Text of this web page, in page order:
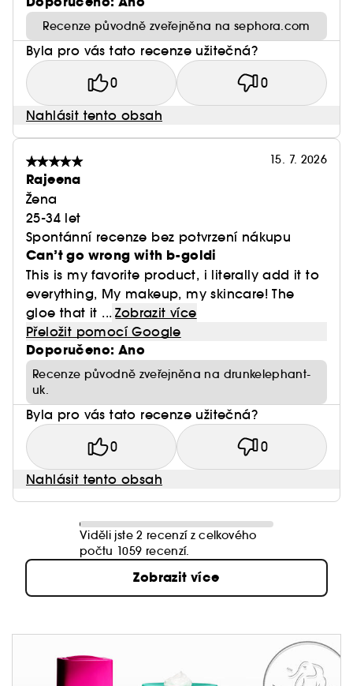
Recenze původně zveřejněna na sephora.com
Byla pro vás tato recenze užitečná?
0 0
Nahlásit tento obsah
15. 7. 2026
Rajeena
Žena
25-34 let
Spontánní recenze bez potvrzení nákupu
Can’t go wrong with b-goldi
This is my favorite product, i literally add it to
everything, My makeup, my skincare! The
gloe that it ... Zobrazit více
Přeložit pomocí Google
Doporučeno: Ano
Recenze původně zveřejněna na drunkelephant-
uk.
Byla pro vás tato recenze užitečná?
0 0
Nahlásit tento obsah
Viděli jste 2 recenzí z celkového
počtu 1059 recenzí.
Zobrazit více